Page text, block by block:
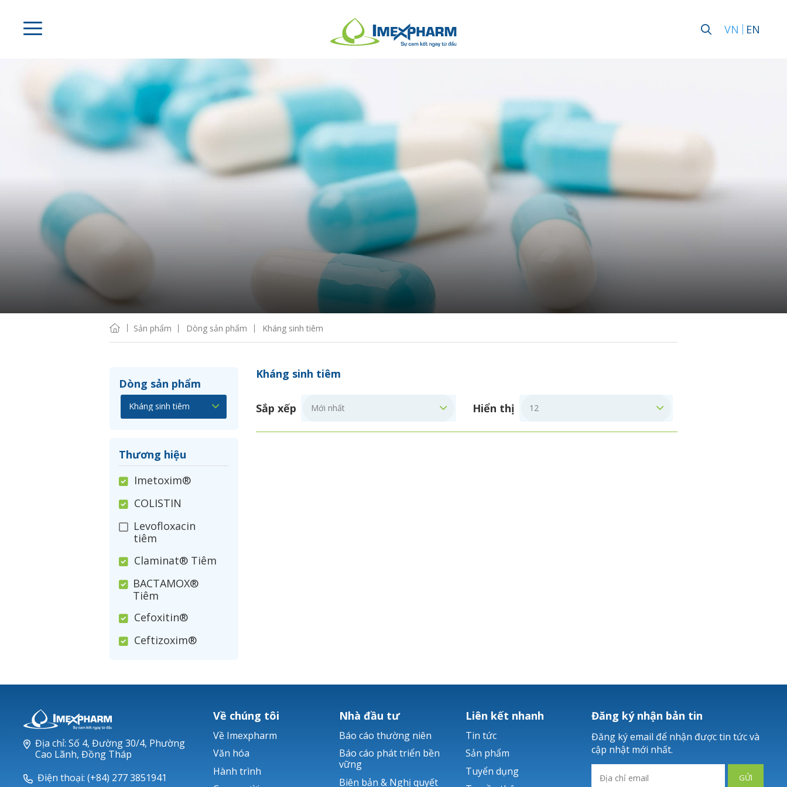
VN EN
Sản phẩm Dòng sản phẩm Kháng sinh tiêm
Dòng sản phẩm
Thương hiệu
Imetoxim®
COLISTIN
Levofloxacin
tiêm
Claminat® Tiêm
BACTAMOX®
Tiêm
Cefoxitin®
Ceftizoxim®
Nerusyn®
Ticarlinat®
Zobacta®
Kháng sinh tiêm
Sắp xếp Hiển thị
Địa chỉ: Số 4, Đường 30/4, Phường
Cao Lãnh, Đồng Tháp
Điện thoại: (+84) 277 3851941
Về chúng tôi
Về Imexpharm
Văn hóa
Hành trình
Nhà đầu tư
Báo cáo thường niên
Báo cáo phát triển bền
vững
Biên bản & Nghị quyết
Liên kết nhanh
Tin tức
Sản phẩm
Tuyển dụng
Đăng ký nhận bản tin
Đăng ký email để nhận được tin tức và
cập nhật mới nhất.
GỬI